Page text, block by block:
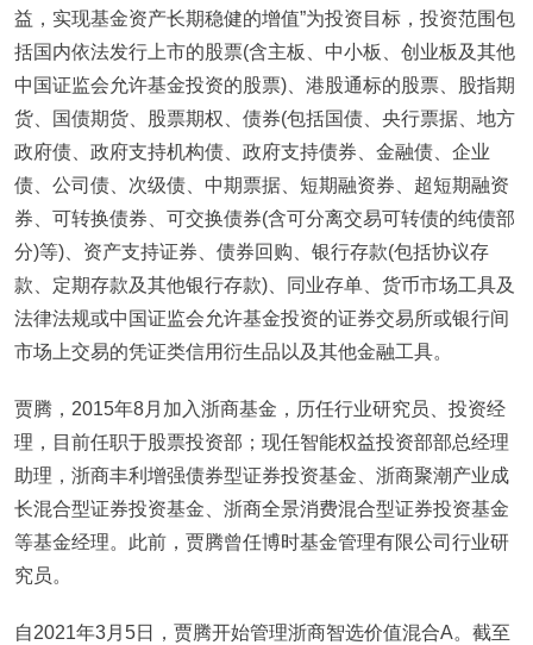
益，实现基金资产长期稳健的增值”为投资目标，投资范围包
括国内依法发行上市的股票(含主板、中小板、创业板及其他
中国证监会允许基金投资的股票)、港股通标的股票、股指期
货、国债期货、股票期权、债券(包括国债、央行票据、地方
政府债、政府支持机构债、政府支持债券、金融债、企业
债、公司债、次级债、中期票据、短期融资券、超短期融资
券、可转换债券、可交换债券(含可分离交易可转债的纯债部
分)等)、资产支持证券、债券回购、银行存款(包括协议存
款、定期存款及其他银行存款)、同业存单、货币市场工具及
法律法规或中国证监会允许基金投资的证券交易所或银行间
市场上交易的凭证类信用衍生品以及其他金融工具。
贾腾，2015年8月加入浙商基金，历任行业研究员、投资经
理，目前任职于股票投资部；现任智能权益投资部部总经理
助理，浙商丰利增强债券型证券投资基金、浙商聚潮产业成
长混合型证券投资基金、浙商全景消费混合型证券投资基金
等基金经理。此前，贾腾曾任博时基金管理有限公司行业研
究员。
自2021年3月5日，贾腾开始管理浙商智选价值混合A。截至